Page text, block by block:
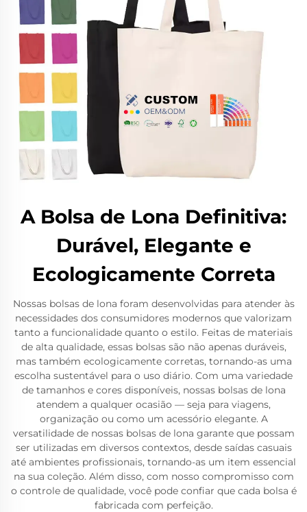
A Bolsa de Lona Definitiva:
Durável, Elegante e
Ecologicamente Correta
Nossas bolsas de lona foram desenvolvidas para atender às
necessidades dos consumidores modernos que valorizam
tanto a funcionalidade quanto o estilo. Feitas de materiais
de alta qualidade, essas bolsas são não apenas duráveis,
mas também ecologicamente corretas, tornando-as uma
escolha sustentável para o uso diário. Com uma variedade
de tamanhos e cores disponíveis, nossas bolsas de lona
atendem a qualquer ocasião — seja para viagens,
organização ou como um acessório elegante. A
versatilidade de nossas bolsas de lona garante que possam
ser utilizadas em diversos contextos, desde saídas casuais
até ambientes profissionais, tornando-as um item essencial
na sua coleção. Além disso, com nosso compromisso com
o controle de qualidade, você pode confiar que cada bolsa é
fabricada com perfeição.